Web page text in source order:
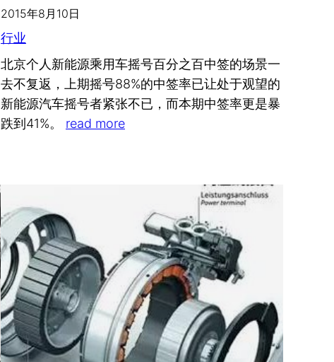
2015年8月10日
行业
北京个人新能源乘用车摇号百分之百中签的场景一
去不复返，上期摇号88%的中签率已让处于观望的
新能源汽车摇号者紧张不已，而本期中签率更是暴
跌到41%。 read more